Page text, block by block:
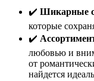
✔️ Шикарные
которые
✔️
любовью и
от
найдется